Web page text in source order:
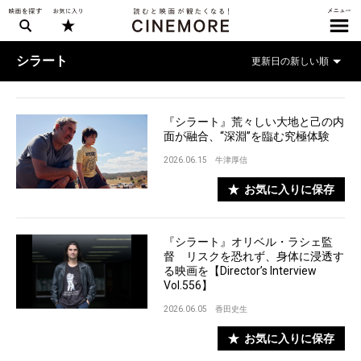
シラート
『シラート』荒々しい大地と己の内
面が融合、“深淵”を臨む究極体験
2026.06.15 牛津厚信
お気に入りに保存
『シラート』オリベル・ラシェ監
督 リスクを恐れず、身体に浸透す
る映画を【Director’s Interview
Vol.556】
2026.06.05 香田史生
お気に入りに保存